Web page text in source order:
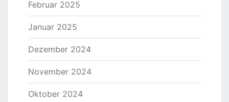
Februar 2025
Januar 2025
Dezember 2024
November 2024
Oktober 2024